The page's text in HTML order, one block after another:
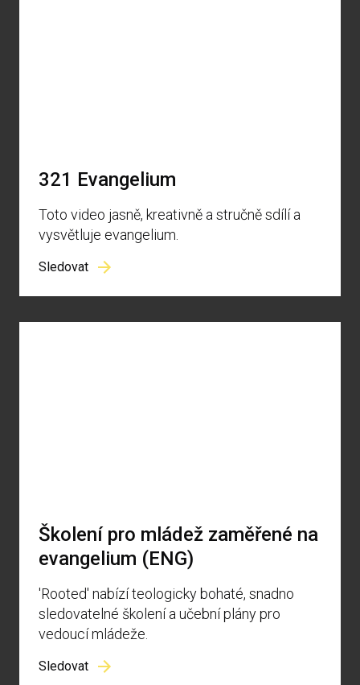
321 Evangelium
Toto video jasně, kreativně a stručně sdílí a
vysvětluje evangelium.
Sledovat
Školení pro mládež zaměřené na
evangelium (ENG)
'Rooted' nabízí teologicky bohaté, snadno
sledovatelné školení a učební plány pro
vedoucí mládeže.
Sledovat